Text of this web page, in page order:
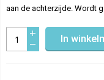
aan de achterzijde. Wordt
In